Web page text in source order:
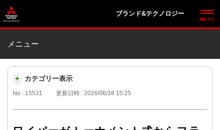
ブランド&テクノロジー
メニュー
カテゴリー表示
No : 15531 更新日時 : 2026/06/18 15:25